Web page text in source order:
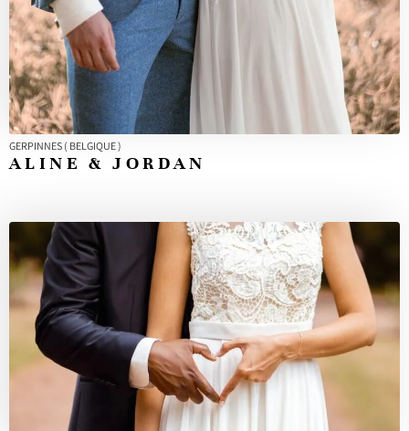
GERPINNES ( BELGIQUE )
ALINE & JORDAN